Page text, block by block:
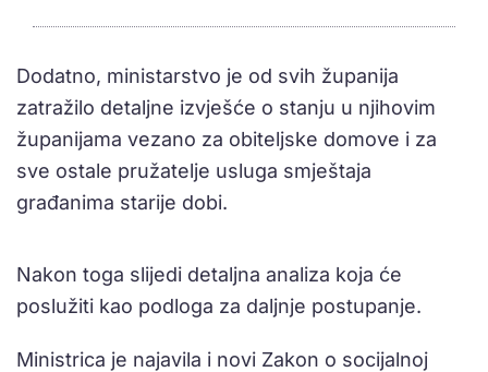
Dodatno, ministarstvo je od svih županija
zatražilo detaljne izvješće o stanju u njihovim
županijama vezano za obiteljske domove i za
sve ostale pružatelje usluga smještaja
građanima starije dobi.
Nakon toga slijedi detaljna analiza koja će
poslužiti kao podloga za daljnje postupanje.
Ministrica je najavila i novi Zakon o socijalnoj